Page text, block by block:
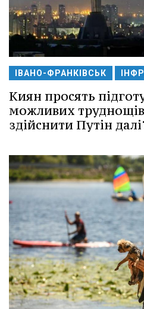
ІВАНО-ФРАНКІВСЬК
Киян просять
можливих
здійснити Путін